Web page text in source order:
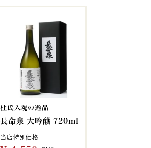
杜氏入魂の逸品
長命泉 大吟醸 720ml
当店特別価格